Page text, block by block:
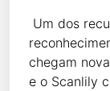
Um dos
chegam
e o Scanlily